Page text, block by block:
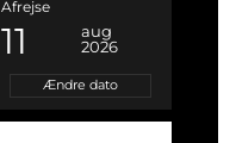
Afrejse
11
aug
2026
Ændre dato